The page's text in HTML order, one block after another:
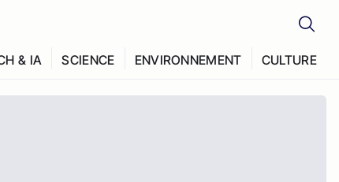
& IA SCIENCE ENVIRONNEMENT CULTURE